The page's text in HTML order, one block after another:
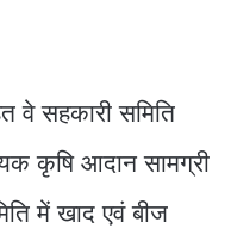
वे सहकारी समिति
कृषि आदान सामग्री
में खाद एवं बीज